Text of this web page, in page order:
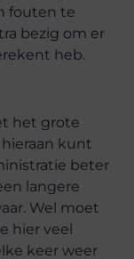
fouten te
bezig om er
heb.
het grote
kunt
beter
langere
Wel moet
hier veel
keer weer